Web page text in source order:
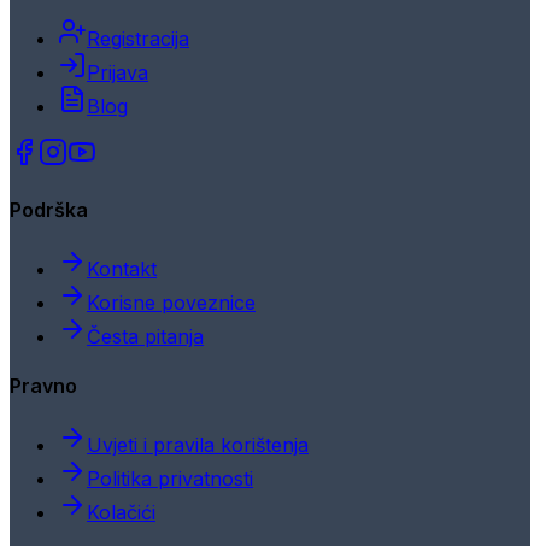
Registracija
Prijava
Blog
Podrška
Kontakt
Korisne poveznice
Česta pitanja
Pravno
Uvjeti i pravila korištenja
Politika privatnosti
Kolačići